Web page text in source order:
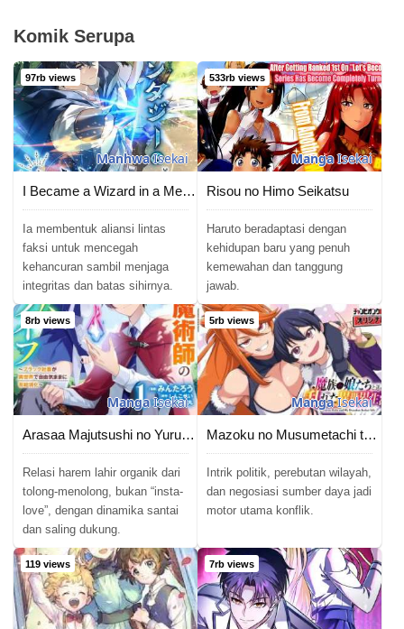
Komik Serupa
97rb views
ManhwaIsekai
I Became a Wizard in a Medieval Fantasy World
Ia membentuk aliansi lintas
faksi untuk mencegah
kehancuran sambil menjaga
integritas dan batas sihirnya.
533rb views
MangaIsekai
Risou no Himo Seikatsu
Haruto beradaptasi dengan
kehidupan baru yang penuh
kemewahan dan tanggung
jawab.
8rb views
MangaIsekai
Arasaa Majutsushi no Yuru ii Harem Life ~Black Shachiku ga Isekai de Jiyuu Kimama ni Yuukyuu Shouka~
Relasi harem lahir organik dari
tolong-menolong, bukan “insta-
love”, dengan dinamika santai
dan saling dukung.
5rb views
MangaIsekai
Mazoku no Musumetachi to Okuru Midareta Isekai Seikatsu
Intrik politik, perebutan wilayah,
dan negosiasi sumber daya jadi
motor utama konflik.
119 views 7rb views